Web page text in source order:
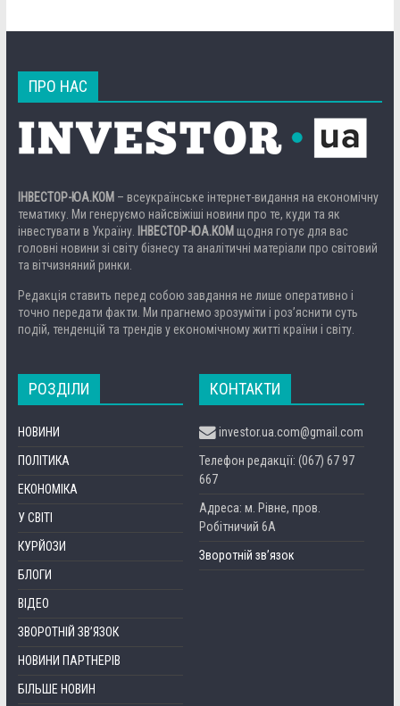
ПРО НАС
ІНВЕСТОР-ЮА.КОМ – всеукраїнське інтернет-видання на економічну
тематику. Ми генеруємо найсвіжіші новини про те, куди та як
інвестувати в Україну. ІНВЕСТОР-ЮА.КОМ щодня готує для вас
головні новини зі світу бізнесу та аналітичні матеріали про світовий
та вітчизняний ринки.
Редакція ставить перед собою завдання не лише оперативно і
точно передати факти. Ми прагнемо зрозуміти і роз’яснити суть
подій, тенденцій та трендів у економічному житті країни і світу.
РОЗДІЛИ
НОВИНИ
ПОЛІТИКА
ЕКОНОМІКА
У СВІТІ
КУРЙОЗИ
БЛОГИ
ВІДЕО
ЗВОРОТНІЙ ЗВ’ЯЗОК
НОВИНИ ПАРТНЕРІВ
БІЛЬШЕ НОВИН
КОНТАКТИ
investor.ua.com@gmail.com
Телефон редакції: (067) 67 97
667
Адреса: м. Рівне, пров.
Робітничий 6А
Зворотній зв’язок